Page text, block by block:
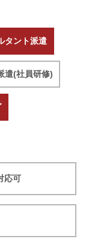
タント派遣
遣(社員研修)
応可